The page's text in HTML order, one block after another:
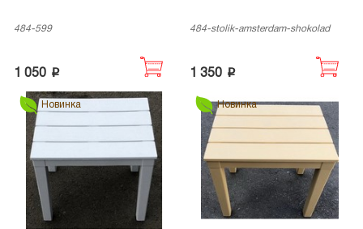
484-599
1 050 p
484-stolik-amsterdam-shokolad
1 350 p
Новинка Новинка